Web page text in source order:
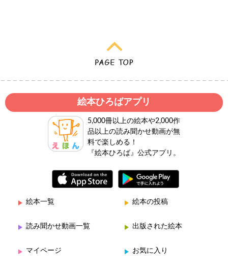
絵本ひろばアプリ
5,000冊以上の絵本や2,000作
品以上の読み聞かせ動画が無
料で楽しめる！
『絵本ひろば』公式アプリ。
絵本一覧 絵本の投稿
読み聞かせ動画一覧 出版された絵本
マイページ お気に入り